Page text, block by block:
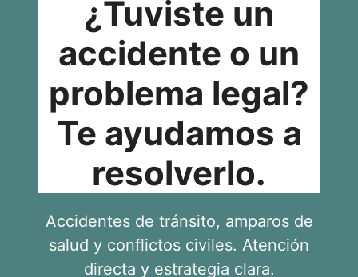
¿Tuviste un
accidente o un
problema legal?
Te ayudamos a
resolverlo.
Accidentes de tránsito, amparos de
salud y conflictos civiles. Atención
directa y estrategia clara.